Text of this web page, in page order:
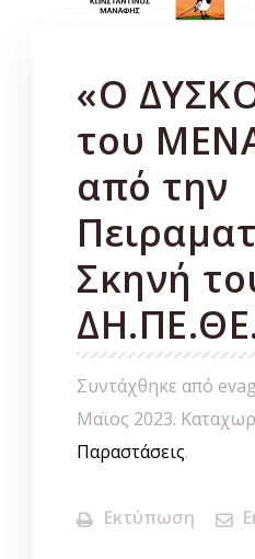
«Ο
του
από την
Σκηνή
Συντάχθηκε από
Μαϊος 2023.
Παραστάσεις.
Εκτύπωση